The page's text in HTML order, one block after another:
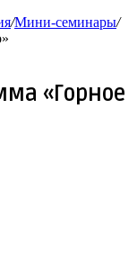
/Мини-семинары/
«Горное